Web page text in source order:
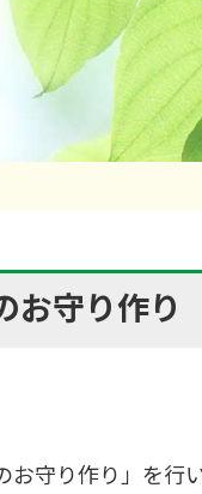
お守り作り
お守り作り」を行